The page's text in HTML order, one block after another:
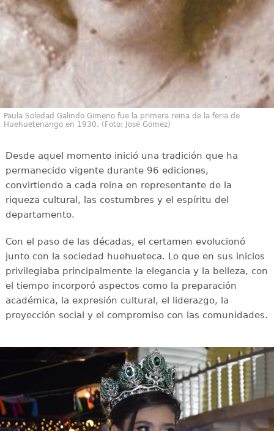
Paula Soledad Galindo Gimeno fue la primera reina de la feria de
Huehuetenango en 1930. (Foto: José Gómez)
Desde aquel momento inició una tradición que ha
permanecido vigente durante 96 ediciones,
convirtiendo a cada reina en representante de la
riqueza cultural, las costumbres y el espíritu del
departamento.
Con el paso de las décadas, el certamen evolucionó
junto con la sociedad huehueteca. Lo que en sus inicios
privilegiaba principalmente la elegancia y la belleza, con
el tiempo incorporó aspectos como la preparación
académica, la expresión cultural, el liderazgo, la
proyección social y el compromiso con las comunidades.